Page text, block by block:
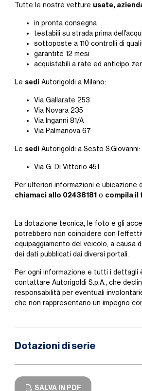
Tutte le nostre vetture usate,
in pronta consegna
testabili su strada prima
sottoposte a 110 controlli di
garantite 12 mesi
acquistabili a rate ed anticipo
Le sedi Autorigoldi a Milano:
Via Gallarate 253
Via Novara 235
Via Inganni 81/A
Via Palmanova 67
Le sedi Autorigoldi a Sesto S.Giovanni:
Via G. Di Vittorio 451
Per ulteriori informazioni e ubicazione
chiamaci allo 02438181 o compila il
La dotazione tecnica, le foto e gli
potrebbero non coincidere con
equipaggiamento del veicolo, a causa
dei dati pubblicati dai diversi portali.
Per ogni informazione e tutti i dettagli
contattare Autorigoldi S.p.A., che
responsabilità per eventuali
che non rappresentano un impegno
Dotazioni di serie
SALVA IN PDF